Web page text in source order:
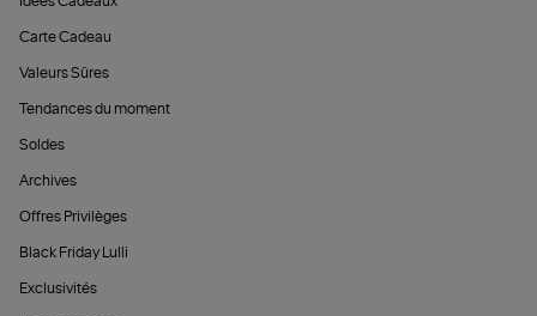
Carte Cadeau
Valeurs Sûres
Tendances du moment
Soldes
Archives
Offres Privilèges
Black Friday Lulli
Exclusivités